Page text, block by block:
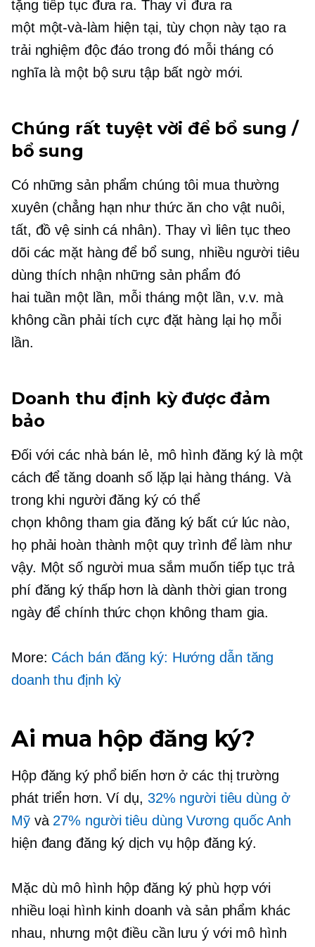
tặng tiếp tục đưa ra. Thay vì đưa ra
một một-và-làm hiện tại, tùy chọn này tạo ra
trải nghiệm độc đáo trong đó mỗi tháng có
nghĩa là một bộ sưu tập bất ngờ mới.
Chúng rất tuyệt vời để bổ sung /
bổ sung
Có những sản phẩm chúng tôi mua thường
xuyên (chẳng hạn như thức ăn cho vật nuôi,
tất, đồ vệ sinh cá nhân). Thay vì liên tục theo
dõi các mặt hàng để bổ sung, nhiều người tiêu
dùng thích nhận những sản phẩm đó
hai tuần một lần, mỗi tháng một lần, v.v. mà
không cần phải tích cực đặt hàng lạihọ mỗi
lần.
Doanh thu định kỳ được đảm
bảo
Đối với các nhà bán lẻ, mô hình đăng ký là một
cách để tăng doanh số lặp lại hàng tháng. Và
trong khi người đăng ký có thể
chọn không tham gia đăng ký bất cứ lúc nào,
họ phải hoàn thành một quy trình để làm như
vậy. Một số người mua sắm muốn tiếp tục trả
phí đăng ký thấp hơn là dành thời gian trong
ngày để chính thứcchọn không tham gia.
More: Cách bán đăng ký: Hướng dẫn tăng
doanh thu định kỳ
Ai mua hộp đăng ký?
Hộp đăng ký phổ biến hơn ở các thị trường
phát triển hơn. Ví dụ, 32% người tiêu dùng ở
Mỹvà 27% người tiêu dùng Vương quốc Anh
hiện đang đăng ký dịch vụ hộp đăng ký.
Mặc dù mô hình hộp đăng ký phù hợp với
nhiều loại hình kinh doanh và sản phẩm khác
nhau, nhưng một điều cần lưu ý với mô hình